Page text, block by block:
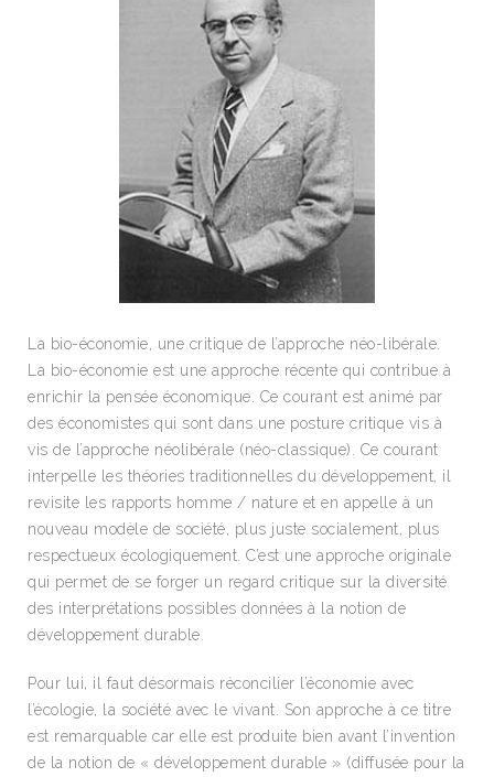
La bio-économie, une critique de l’approche néo-libérale.
La bio-économie est une approche récente qui contribue à
enrichir la pensée économique. Ce courant est animé par
des économistes qui sont dans une posture critique vis à
vis de l’approche néolibérale (néo-classique). Ce courant
interpelle les théories traditionnelles du développement, il
revisite les rapports homme / nature et en appelle à un
nouveau modèle de société, plus juste socialement, plus
respectueux écologiquement. C’est une approche originale
qui permet de se forger un regard critique sur la diversité
des interprétations possibles données à la notion de
développement durable.
Pour lui, il faut désormais réconcilier l’économie avec
l’écologie, la société avec le vivant. Son approche à ce titre
est remarquable car elle est produite bien avant l’invention
de la notion de « développement durable » (diffusée pour la